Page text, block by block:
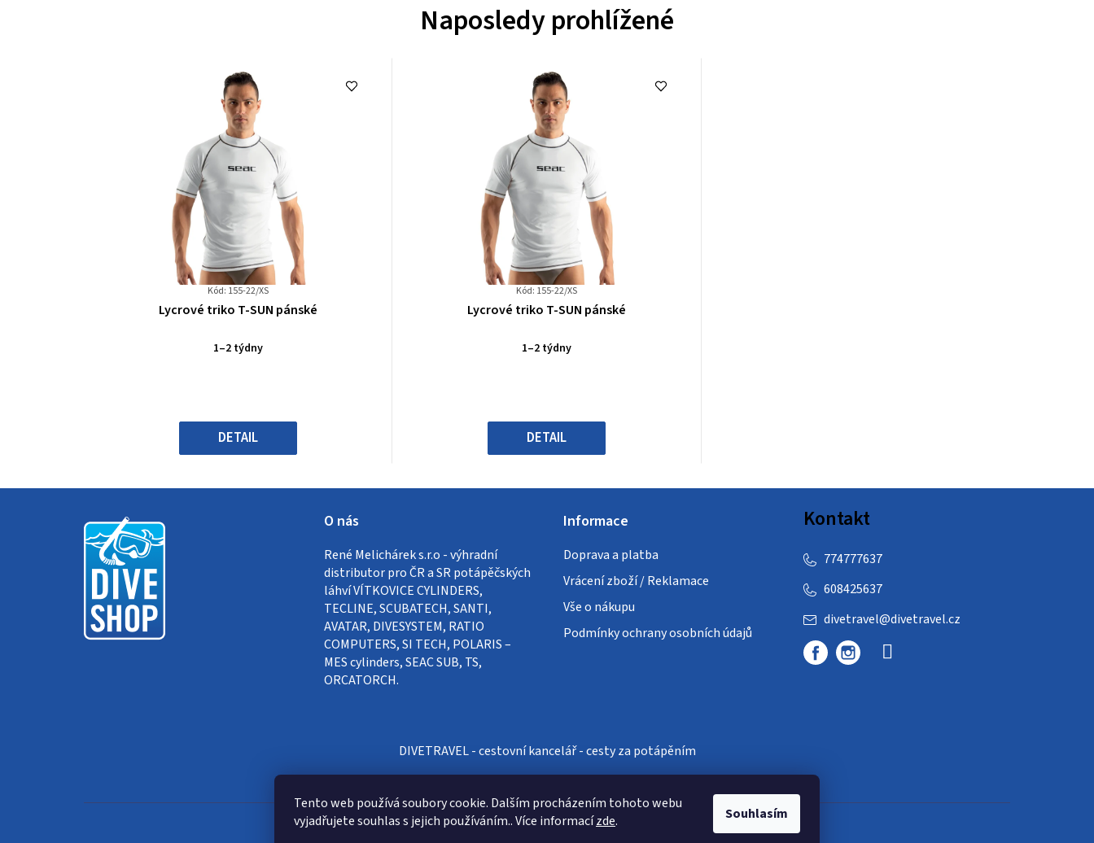
Tento web používá soubory cookie. Dalším procházením tohoto webu
vyjadřujete souhlas s jejich používáním.. Více informacízde. Souhlasím
Naposledy prohlížené
Kód: 155-22/XS
Průměrné
produktu
5
hvězdiček.
Lycrové triko T-SUN pánské
1–2 týdny
DETAIL
Kód: 155-22/XS
Průměrné
produktu
5
hvězdiček.
Lycrové triko T-SUN pánské
1–2 týdny
DETAIL
O nás
René Melichárek s.r.o - výhradní
distributor pro ČR a SR potápěčských
láhví VÍTKOVICE CYLINDERS,
TECLINE, SCUBATECH, SANTI,
AVATAR, DIVESYSTEM, RATIO
COMPUTERS, SI TECH, POLARIS –
MES cylinders, SEAC SUB, TS,
ORCATORCH.
Informace
Doprava a platba
Vrácení zboží / Reklamace
Vše o nákupu
Podmínky ochrany osobních údajů
Kontakt
divetravel@divetravel.cz
608425637
774777637
DIVETRAVEL - cestovní kancelář - cesty za potápěním